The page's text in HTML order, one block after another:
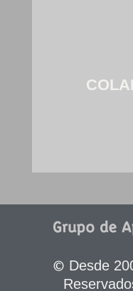
© Desde